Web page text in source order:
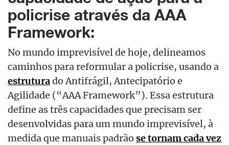
policrise através da AAA
Framework:
No mundo imprevisível de hoje, delineamos
caminhos para reformular a policrise, usando a
estruturado Antifrágil, Antecipatório e
Agilidade (“AAA Framework”). Essa estrutura
define as três capacidades que precisam ser
desenvolvidas para um mundo imprevisível, à
medida que manuais padrão se tornam cada vez